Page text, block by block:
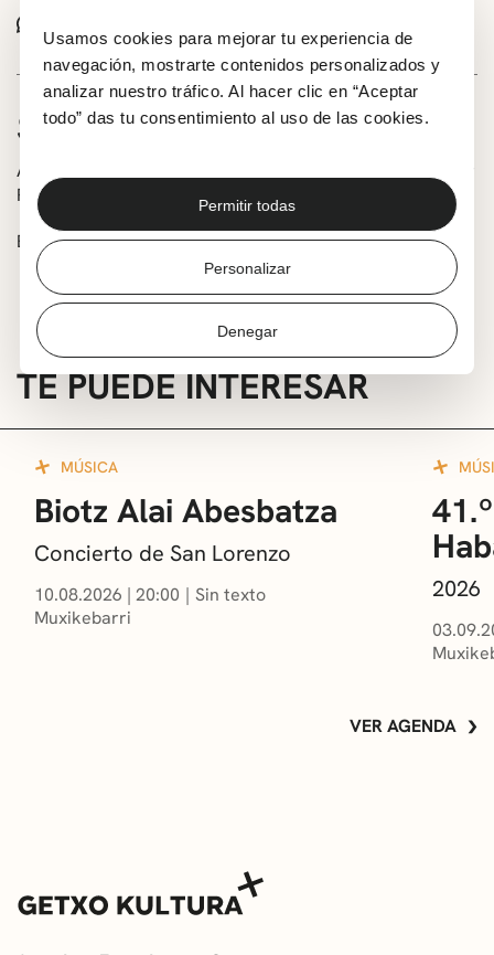
Usamos cookies para mejorar tu experiencia de
navegación, mostrarte contenidos personalizados y
analizar nuestro tráfico. Al hacer clic en “Aceptar
todo” das tu consentimiento al uso de las cookies.
Permitir todas
Personalizar
Denegar
SOBRE LA ACTIVIDAD
Audición de trikitixa y pandero del alumnado del profesor
Rubén Isasi de la Escuela de Música Andrés Isasi.
Entrada libre.
TE PUEDE INTERESAR
MÚSICA
Biotz Alai Abesbatza
Concierto de San Lorenzo
10.08.2026 | 20:00
Sin texto
Muxikebarri
2026
VER AGENDA